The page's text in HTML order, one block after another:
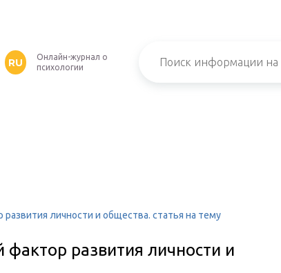
RU
Онлайн-журнал о
психологии
личности и общества. статья на тему
развития личности и